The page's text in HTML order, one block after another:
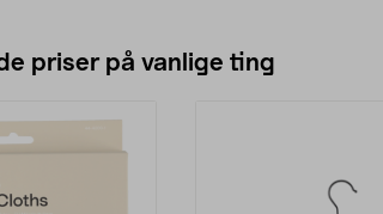
priser på vanlige ting